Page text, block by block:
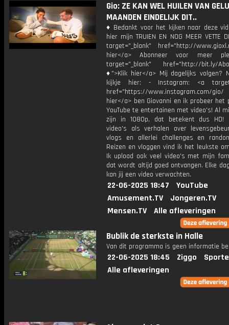
Gio: ZE KAN WEL HUILEN VAN
MAANDEN EINDELIJK DIT..
♦ Bedankt voor het kijken naar deze
hier mijn TRUIEN EN NOG MEER VETTE
target="_blank" href="http://
hier</a> Abonneer voor meer
target="_blank" href="http://bit.ly/
♦">Klik hier</a> Mij dagelijks volgen?
kijkje hier: - Instagram: <a
href="https://www.instagram.com/
hier</a> ben Giovanni en ik probeer het
YouTube te entertainen met video's! Al
zijn in 1080p, dat betekent dus HD!
video's als verhalen over
vlogs en allerlei challenges en
Reizen en vloggen vind ik het leukste
Ik upload ook veel video's met mijn
dat wordt altijd goed ontvangen. Elke
kan jij een video verwachten.
22-06-2025 18:47
YouTube
Amusement.TV
Jongeren.TV
Mensen.TV
Alle afleveringen
Bublik de sterkste in Halle
Van dit programma is geen informatie
22-06-2025 18:45 Ziggo
Alle afleveringen